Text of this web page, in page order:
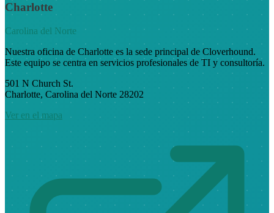
Charlotte
Carolina del Norte
Nuestra oficina de Charlotte es la sede principal de Cloverhound.
Este equipo se centra en servicios profesionales de TI y consultoría.
501 N Church St.
Charlotte, Carolina del Norte 28202
Ver en el mapa